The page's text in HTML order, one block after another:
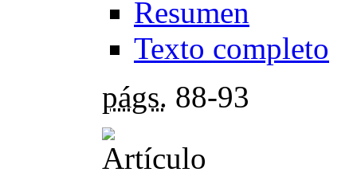
Resumen
Texto completo
págs. 88-93